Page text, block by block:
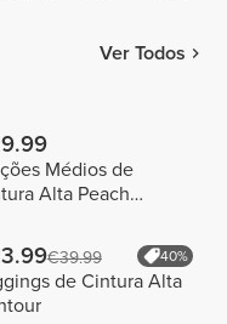
Ver Todos
Médios de
Alta Peach
€39.99 40%
de Cintura Alta